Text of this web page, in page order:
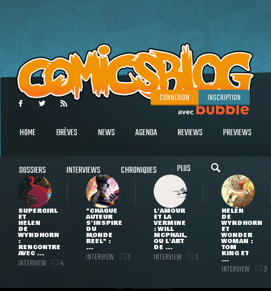
CONNEXION INSCRIPTION
HOME BRÈVES NEWS AGENDA REVIEWS PREVIEWS
DOSSIERS INTERVIEWS CHRONIQUES PLUS
SUPERGIRL
ET
HELEN
DE
WYNDHORN
:
RENCONTRE
AVEC ...
INTERVIEW 4
"CHAQUE
AUTEUR
S'INSPIRE
DU
MONDE
RÉEL" :
...
INTERVIEW 1
L'AMOUR
ET LA
VERMINE
: WILL
MCPHAIL,
OU L'ART
DE ...
INTERVIEW 1
HELEN
DE
WYNDHORN
ET
WONDER
WOMAN :
TOM
KING ET
...
INTERVIEW 3